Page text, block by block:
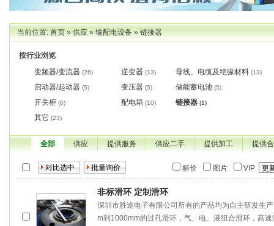
当前位置:首页»供应»输配电设备»链接器
按行业浏览
变频器/变流器 (26) 逆变器 (13) 母线、电缆及绝缘材料 (13)
启动器/起动器 (5) 变压器 (5) 储能蓄电池 (5)
开关柜 (6) 配电箱 (10) 链接器 (1)
其它 (23)
全部 供应 提供服务 供应二手 提供加工 提供
标价 图片 VIP
非标滑环 定制滑环
深圳市胜途电子有限公司所有的产品均为自主研发生
m到1000mm的过孔滑环，气、电、液组合滑环，高